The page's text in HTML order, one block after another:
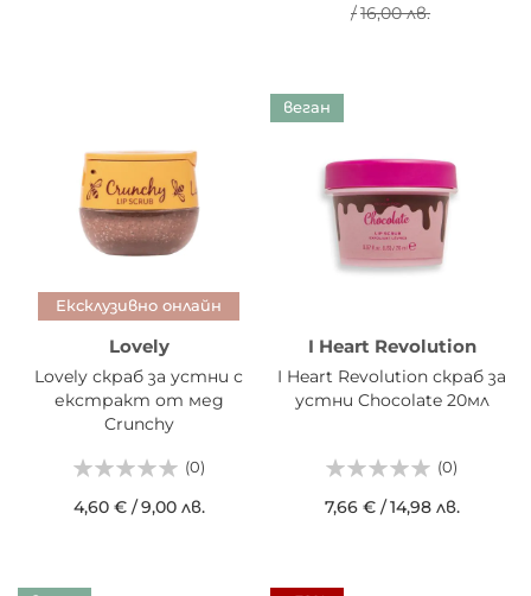
/16,00 лв.
Ексклузивно онлайн
Lovely
Lovely скраб за устни с
екстракт от мед
Crunchy
(0)
4,60 €/9,00 лв.
веган
I Heart Revolution
I Heart Revolution скраб за
устни Chocolate 20мл
(0)
7,66 €/14,98 лв.